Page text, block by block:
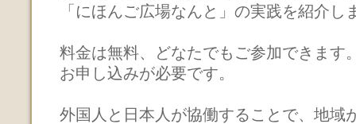
「にほんご広場なんと」の実践を紹介し
料金は無料、どなたでもご参加できます
お申し込みが必要です。
外国人と日本人が協働することで、地域